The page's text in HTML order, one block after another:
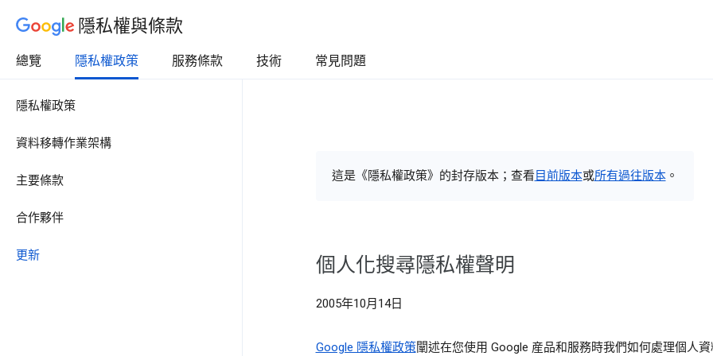
隱私權與條款
總覽 隱私權政策 服務條款 技術 常見問題
隱私權政策
資料移轉作業架構
主要條款
合作夥伴
更新
這是《隱私權政策》的封存版本；查看 目前版本或所有過往版本。
個人化搜尋隱私權聲明
2005年10月14日
Google 隱私權政策闡述在您使用 Google 産品和服務時我們如何處理個人